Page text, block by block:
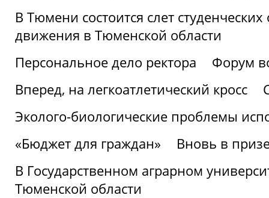
В Тюмени состоится слет
движения в Тюменской области
Персональное дело ректора
Форум
Вперед, на легкоатлетический кросс
Эколого-биологические проблемы
«Бюджет для граждан»
Вновь в
В Государственном аграрном
Тюменской области